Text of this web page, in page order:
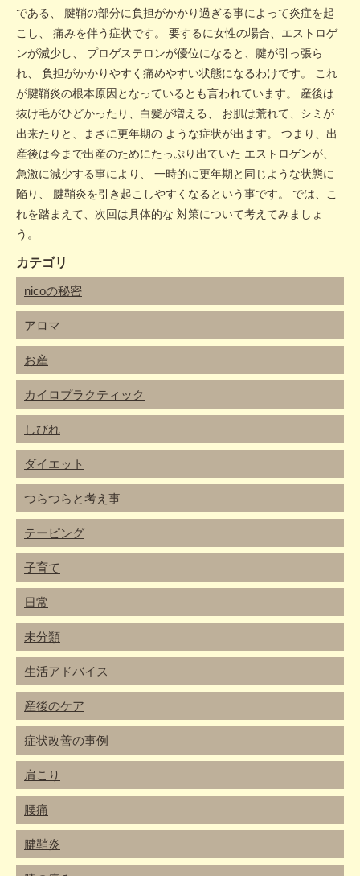
である、 腱鞘の部分に負担がかかり過ぎる事によって炎症を起
こし、 痛みを伴う症状です。 要するに女性の場合、エストロゲ
ンが減少し、 プロゲステロンが優位になると、腱が引っ張ら
れ、 負担がかかりやすく痛めやすい状態になるわけです。 これ
が腱鞘炎の根本原因となっているとも言われています。 産後は
抜け毛がひどかったり、白髪が増える、 お肌は荒れて、シミが
出来たりと、まさに更年期の ような症状が出ます。 つまり、出
産後は今まで出産のためにたっぷり出ていた エストロゲンが、
急激に減少する事により、 一時的に更年期と同じような状態に
陥り、 腱鞘炎を引き起こしやすくなるという事です。 では、こ
れを踏まえて、次回は具体的な 対策について考えてみましょ
う。
カテゴリ
nicoの秘密
アロマ
お産
カイロプラクティック
しびれ
ダイエット
つらつらと考え事
テーピング
子育て
日常
未分類
生活アドバイス
産後のケア
症状改善の事例
肩こり
腰痛
腱鞘炎